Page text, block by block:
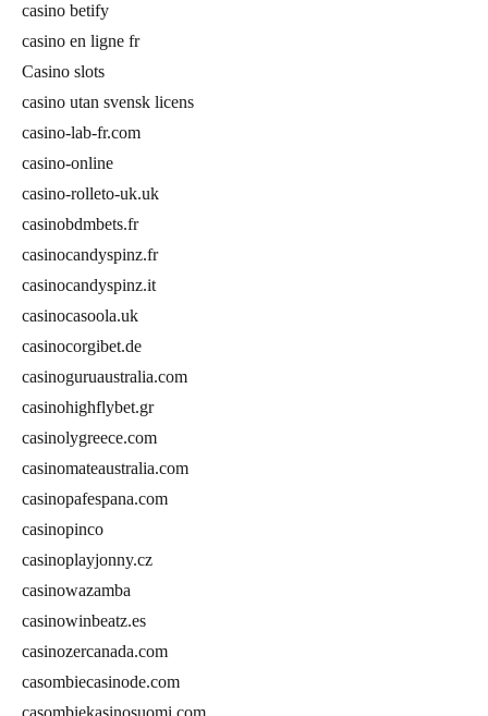
casino betify
casino en ligne fr
Casino slots
casino utan svensk licens
casino-lab-fr.com
casino-online
casino-rolleto-uk.uk
casinobdmbets.fr
casinocandyspinz.fr
casinocandyspinz.it
casinocasoola.uk
casinocorgibet.de
casinoguruaustralia.com
casinohighflybet.gr
casinolygreece.com
casinomateaustralia.com
casinopafespana.com
casinopinco
casinoplayjonny.cz
casinowazamba
casinowinbeatz.es
casinozercanada.com
casombiecasinode.com
casombiekasinosuomi.com